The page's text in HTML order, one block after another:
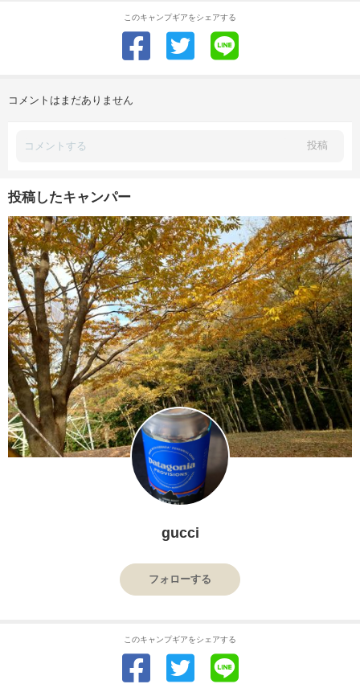
このキャンプギアをシェアする
コメントはまだありません
投稿
投稿したキャンパー
gucci
フォローする
このキャンプギアをシェアする